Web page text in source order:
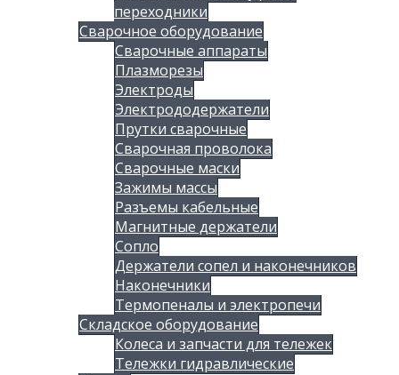
переходники
Сварочное оборудование
Сварочные аппараты
Плазморезы
Электроды
Электрододержатели
Прутки сварочные
Сварочная проволока
Сварочные маски
Зажимы массы
Разъемы кабельные
Магнитные держатели
Сопло
Держатели сопел и наконечников
Наконечники
Термопеналы и электропечи
Складское оборудование
Колеса и запчасти для тележек
Тележки гидравлические